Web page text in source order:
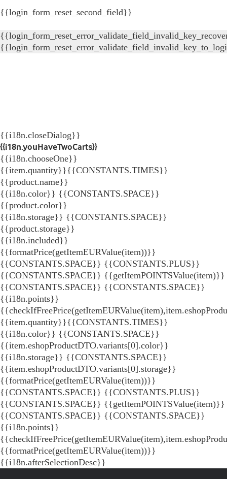
{{login_form_reset_second_field}}
{{i18n.closeDialog}}
{{i18n.youHaveTwoCarts}}
{{i18n.chooseOne}}
{{item.quantity}}{{CONSTANTS.TIMES}}
{{product.name}}
{{i18n.color}} {{CONSTANTS.SPACE}}
{{product.color}}
{{i18n.storage}} {{CONSTANTS.SPACE}}
{{product.storage}}
{{i18n.included}}
{{formatPrice(getItemEURValue(item))}}
{{CONSTANTS.SPACE}} {{CONSTANTS.PLUS}}
{{CONSTANTS.SPACE}} {{getItemPOINTSValue(item)}}
{{CONSTANTS.SPACE}} {{CONSTANTS.SPACE}}
{{i18n.points}}
{{item.quantity}}{{CONSTANTS.TIMES}}
{{i18n.color}} {{CONSTANTS.SPACE}}
{{item.eshopProductDTO.variants[0].color}}
{{i18n.storage}} {{CONSTANTS.SPACE}}
{{item.eshopProductDTO.variants[0].storage}}
{{formatPrice(getItemEURValue(item))}}
{{CONSTANTS.SPACE}} {{CONSTANTS.PLUS}}
{{CONSTANTS.SPACE}} {{getItemPOINTSValue(item)}}
{{CONSTANTS.SPACE}} {{CONSTANTS.SPACE}}
{{i18n.points}}
{{formatPrice(getItemEURValue(item))}}
{{i18n.afterSelectionDesc}}